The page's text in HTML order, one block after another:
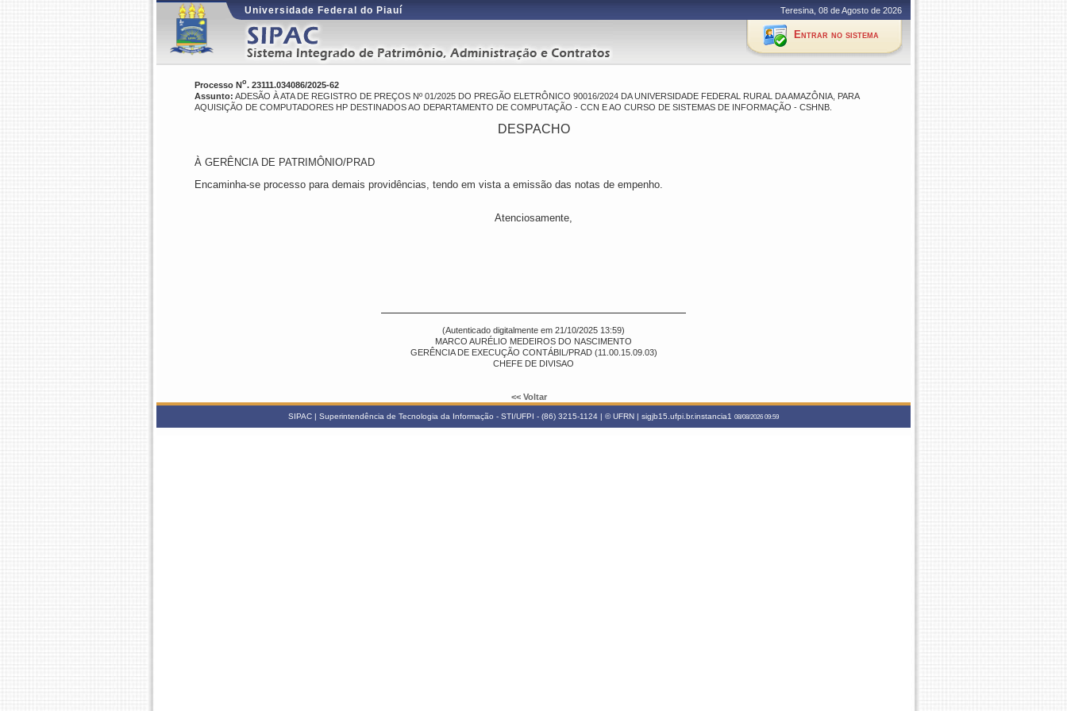
Universidade Federal do Piauí Teresina, 08 de Agosto de 2026
Entrar no sistema
Processo No. 23111.034086/2025-62
Assunto: ADESÃO À ATA DE REGISTRO DE PREÇOS Nº 01/2025 DO PREGÃO ELETRÔNICO 90016/2024 DA UNIVERSIDADE FEDERAL RURAL DA AMAZÔNIA, PARA
AQUISIÇÃO DE COMPUTADORES HP DESTINADOS AO DEPARTAMENTO DE COMPUTAÇÃO - CCN E AO CURSO DE SISTEMAS DE INFORMAÇÃO - CSHNB.
DESPACHO
À GERÊNCIA DE PATRIMÔNIO/PRAD
Encaminha-se processo para demais providências, tendo em vista a emissão das notas de empenho.
Atenciosamente,
(Autenticado digitalmente em 21/10/2025 13:59)
MARCO AURÉLIO MEDEIROS DO NASCIMENTO
GERÊNCIA DE EXECUÇÃO CONTÁBIL/PRAD (11.00.15.09.03)
CHEFE DE DIVISAO
<< Voltar
SIPAC | Superintendência de Tecnologia da Informação - STI/UFPI - (86) 3215-1124 | © UFRN | sigjb15.ufpi.br.instancia1 08/08/2026 09:59